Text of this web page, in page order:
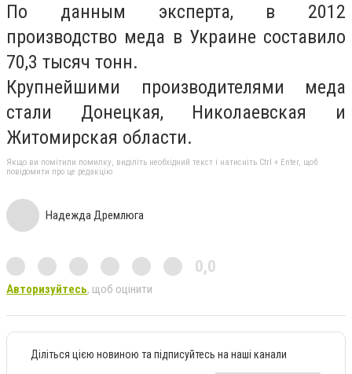
По данным эксперта, в 2012
производство меда в Украине составило
70,3 тысяч тонн.
Крупнейшими производителями меда
стали Донецкая, Николаевская и
Житомирская области.
Якщо ви помітили помилку, виділіть необхідний текст і натисніть Ctrl + Enter, щоб
повідомити про це редакцію
Надежда Дремлюга
0,0
Авторизуйтесь, щоб оцінити
Діліться цією новиною та підписуйтесь на наші канали